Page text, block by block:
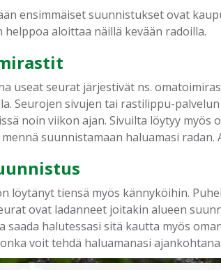
ensimmäiset suunnistukset ovat
helppoa aloittaa näillä kevään radoilla.
useat seurat järjestivät ns.
Seurojen sivujen tai rastilippu-
noin viikon ajan. Sivuilta löytyy
suunnistamaan haluamasi radan.
löytänyt tiensä myös kännyköihin.
ovat ladanneet joitakin alueen
saada halutessasi sitä kautta myös
voit tehdä haluamanasi